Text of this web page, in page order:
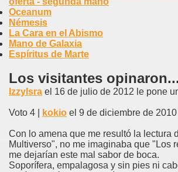
Oceanum
Némesis
La Cara en el Abismo
Mano de Galaxia
Espíritus de Marte
Los visitantes opinaron...
IzzyIsra el 16 de julio de 2012 le pone
Voto 4 | kokio el 9 de diciembre de
Con lo amena que me resultó la lectura
Multiverso", no me imaginaba que "Los
me dejarían este mal sabor de boca.
Soporífera, empalagosa y sin pies ni